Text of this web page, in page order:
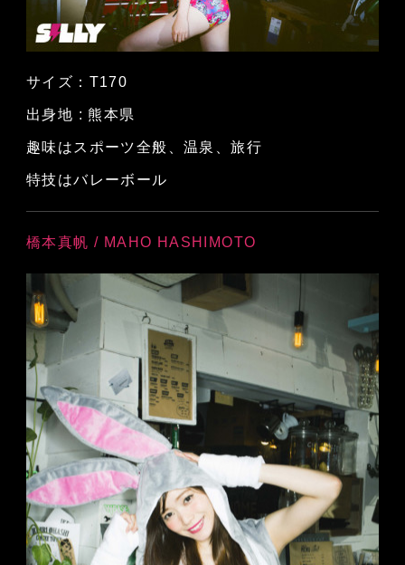
サイズ：T170
出身地 : 熊本県
趣味はスポーツ全般、温泉、旅行
特技はバレーボール
橋本真帆 / MAHO HASHIMOTO